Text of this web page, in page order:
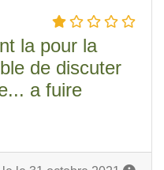
la pour la
de discuter
a fuire